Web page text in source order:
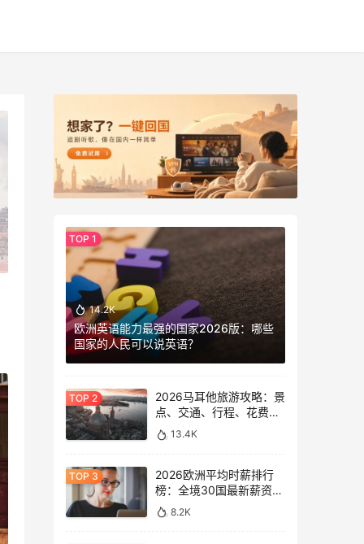
14.2K
欧洲英语能力最强的国家2026版：哪些
国家的人民可以说英语？
2026马耳他旅游攻略：景
点、交通、行程、花费与
避坑指南
13.4K
2026欧洲平均时薪排行
榜：全境30国最新薪资数
据大盘点
8.2K